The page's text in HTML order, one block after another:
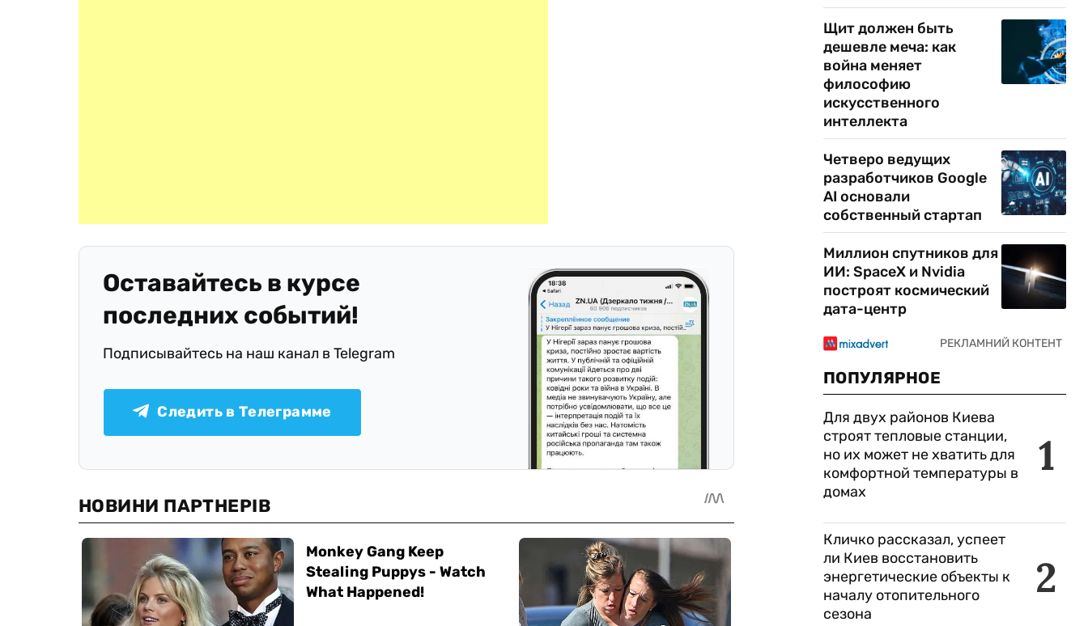
Оставайтесь в курсе
последних событий!
Подписывайтесь на наш канал в Telegram
Следить в Телеграмме
Щит должен быть
дешевле меча: как
война меняет
философию
искусственного
интеллекта
Четверо ведущих
разработчиков Google
AI основали
собственный стартап
Миллион спутников для
ИИ: SpaceX и Nvidia
построят космический
дата-центр
ПОПУЛЯРНОЕ
1
Для двух районов Киева
строят тепловые станции,
но их может не хватить для
комфортной температуры в
домах
2
Кличко рассказал, успеет
ли Киев восстановить
энергетические объекты к
началу отопительного
сезона